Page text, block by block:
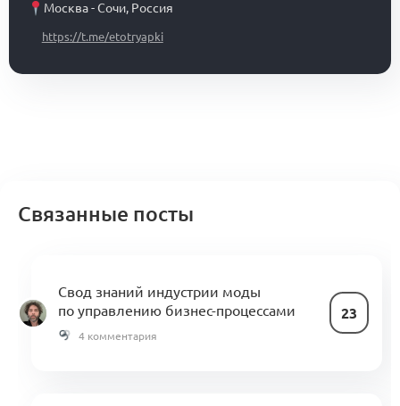
Москва - Сочи, Россия
https://t.me/etotryapki
Связанные посты
Свод знаний индустрии моды
по управлению бизнес-процессами
23
4 комментария